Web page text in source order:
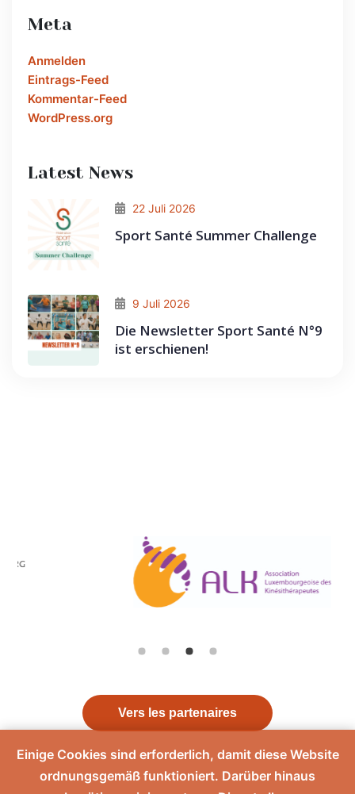
Meta
Anmelden
Eintrags-Feed
Kommentar-Feed
WordPress.org
Latest News
22 Juli 2026
Sport Santé Summer Challenge
9 Juli 2026
Die Newsletter Sport Santé N°9
ist erschienen!
Vers les partenaires
Einige Cookies sind erforderlich, damit diese Website
ordnungsgemäß funktioniert. Darüber hinaus